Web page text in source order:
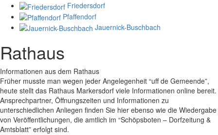
Friedersdorf
Pfaffendorf
Jauernick-Buschbach
Rathaus
Informationen aus dem Rathaus
Früher musste man wegen jeder Angelegenheit “uff de Gemeende”,
heute stellt das Rathaus Markersdorf viele Informationen online bereit.
Ansprechpartner, Öffnungszeiten und Informationen zu
unterschiedlichen Anliegen finden Sie hier ebenso wie die Wiedergabe
von Veröffentlichungen, die amtlich im “Schöpsboten – Dorfzeitung &
Amtsblatt” erfolgt sind.